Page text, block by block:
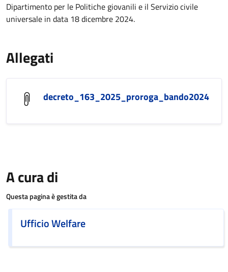
Dipartimento per le Politiche giovanili e il Servizio civile
universale in data 18 dicembre 2024.
Allegati
decreto_163_2025_proroga_bando2024
A cura di
Questa pagina è gestita da
Ufficio Welfare